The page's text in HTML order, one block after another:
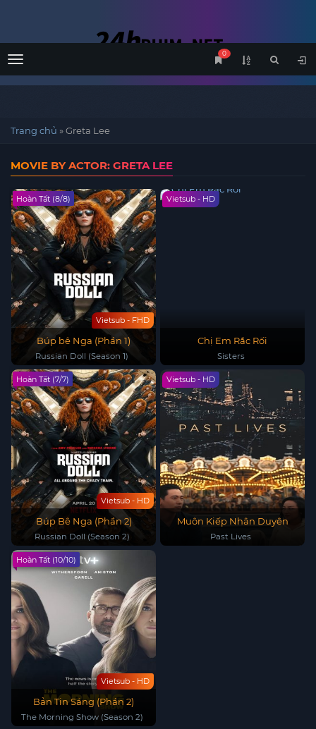
Menu
0
Trang chủ »Greta Lee
MOVIE BY ACTOR: GRETA LEE
Vietsub - FHD
Hoàn Tất (8/8)
Búp bê Nga (Phần 1)
Russian Doll (Season 1)
Vietsub - HD
Chị Em Rắc Rối
Sisters
Vietsub - HD
Hoàn Tất (7/7)
Búp Bê Nga (Phần 2)
Russian Doll (Season 2)
Vietsub - HD
Muôn Kiếp Nhân Duyên
Past Lives
Vietsub - HD
Hoàn Tất (10/10)
Bản Tin Sáng (Phần 2)
The Morning Show (Season 2)